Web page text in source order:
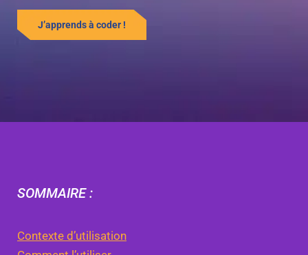
J’apprends à coder !
SOMMAIRE :
Contexte d’utilisation